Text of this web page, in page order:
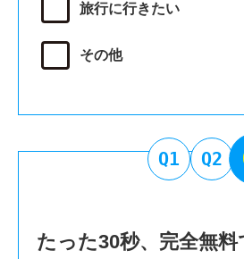
旅行に行きたい
その他
Q1 Q2
たった30秒、完全無